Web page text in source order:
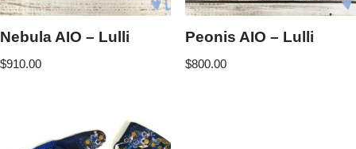
Nebula AIO – Lulli
$910.00
Peonis AIO – Lulli
$800.00